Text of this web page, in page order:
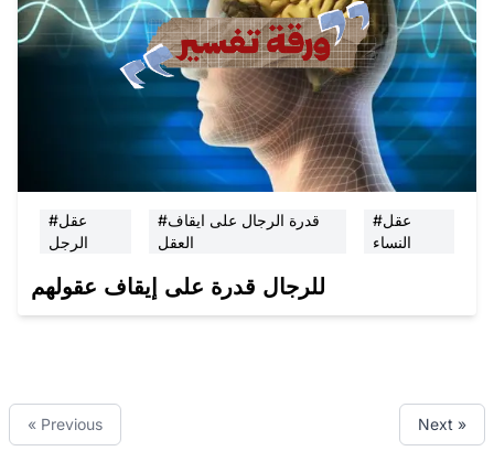
#عقل
الرجل
#قدرة الرجال على ايقاف
العقل
#عقل
النساء
للرجال قدرة على إيقاف عقولهم
« Previous Next »